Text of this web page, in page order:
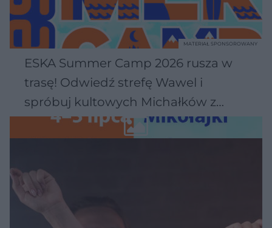
ESKA Summer Camp 2026 rusza w
trasę! Odwiedź strefę Wawel i
spróbuj kultowych Michałków z
Wawelu
MATERIAŁ SPONSOROWANY